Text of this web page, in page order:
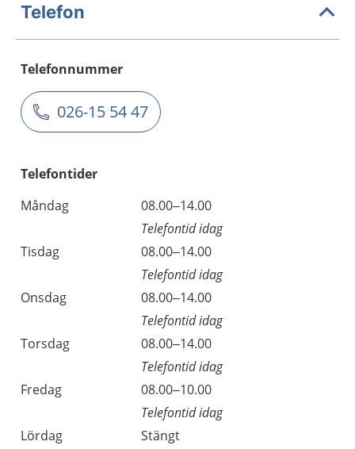
Telefon
Telefonnummer
026-15 54 47
Telefontider
Måndag
08.00–14.00
Telefontid idag
Tisdag
08.00–14.00
Telefontid idag
Onsdag
08.00–14.00
Telefontid idag
Torsdag
08.00–14.00
Telefontid idag
Fredag
08.00–10.00
Telefontid idag
Lördag
Stängt